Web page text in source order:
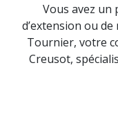
Vous avez un
d’extension ou
Tournier, votre
Creusot,